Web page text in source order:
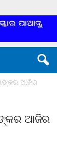
ଆଜିର
ଆଜିର